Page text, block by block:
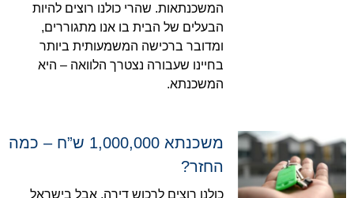
המשכנתאות. שהרי כולנו רוצים להיות
הבעלים של הבית בו אנו מתגוררים,
ומדובר ברכישה המשמעותית ביותר
בחיינו שעבורה נצטרך הלוואה – היא
המשכנתא.
משכנתא 1,000,000 ש”ח – כמה
החזר?
כולנו רוצים לרכוש דירה, אבל בישראל